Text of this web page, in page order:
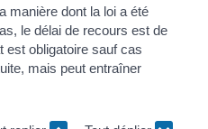
manière dont la loi a été
le délai de recours est de
est obligatoire sauf cas
mais peut entraîner